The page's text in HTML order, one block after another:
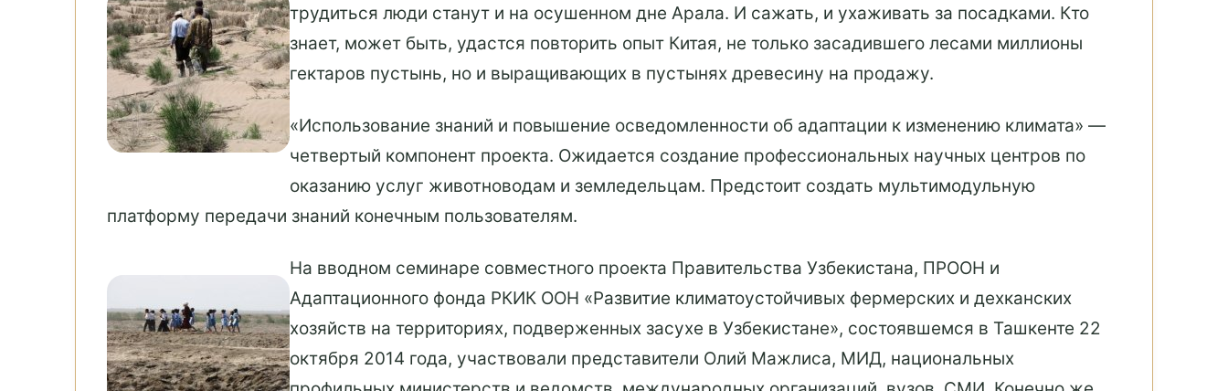
трудиться люди станут и на осушенном дне Арала. И сажать, и ухаживать за посадками. Кто
знает, может быть, удастся повторить опыт Китая, не только засадившего лесами миллионы
гектаров пустынь, но и выращивающих в пустынях древесину на продажу.
«Использование знаний и повышение осведомленности об адаптации к изменению климата» —
четвертый компонент проекта. Ожидается создание профессиональных научных центров по
оказанию услуг животноводам и земледельцам. Предстоит создать мультимодульную
платформу передачи знаний конечным пользователям.
На вводном семинаре совместного проекта Правительства Узбекистана, ПРООН и
Адаптационного фонда РКИК ООН «Развитие климатоустойчивых фермерских и дехканских
хозяйств на территориях, подверженных засухе в Узбекистане», состоявшемся в Ташкенте 22
октября 2014 года, участвовали представители Олий Мажлиса, МИД, национальных